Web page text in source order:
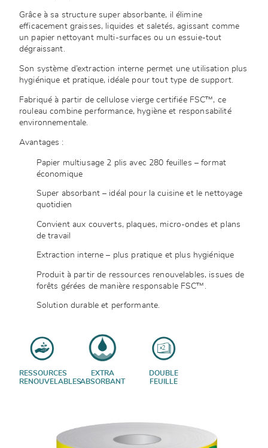
Grâce à sa structure super absorbante, il élimine
efficacement graisses, liquides et saletés, agissant comme
un papier nettoyant multi-surfaces ou un essuie-tout
dégraissant.
Son système d’extraction interne permet une utilisation plus
hygiénique et pratique, idéale pour tout type de support.
Fabriqué à partir de cellulose vierge certifiée FSC™, ce
rouleau combine performance, hygiène et responsabilité
environnementale.
Avantages :
Papier multiusage 2 plis avec 280 feuilles – format
économique
Super absorbant – idéal pour la cuisine et le nettoyage
quotidien
Convient aux couverts, plaques, micro-ondes et plans
de travail
Extraction interne – plus pratique et plus hygiénique
Produit à partir de ressources renouvelables, issues de
forêts gérées de manière responsable FSC™.
Solution durable et performante.
RESSOURCES
RENOUVELABLES
EXTRA
ABSORBANT
DOUBLE
FEUILLE